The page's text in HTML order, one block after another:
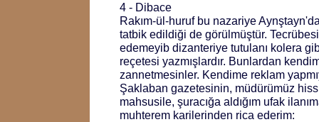
4 - Dibace
Rakım-ül-huruf bu nazariye
tatbik edildiği de görülmüştür.
edemeyib dizanteriye tutulanı kolera
reçetesi yazmışlardır. Bunlardan
zannetmesinler. Kendime reklam
Şaklaban gazetesinin, müdürümüz
mahsusile, şuracığa aldığım ufak
muhterem karilerinden rica ederim: